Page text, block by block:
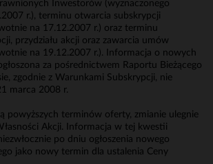
Inwestorów (wyznaczonego
r.), terminu otwarcia subskrypcji
na 17.12.2007 r.) oraz terminu
przydziału akcji oraz zawarcia umów
na 19.12.2007 r.). Informacja o nowych
za pośrednictwem Raportu Bieżącego
zgodnie z Warunkami Subskrypcji, nie
marca 2008 r.
powyższych terminów oferty, zmianie ulegnie
Akcji. Informacja w tej kwestii
po dniu ogłoszenia nowego
jako nowy termin dla ustalenia Ceny